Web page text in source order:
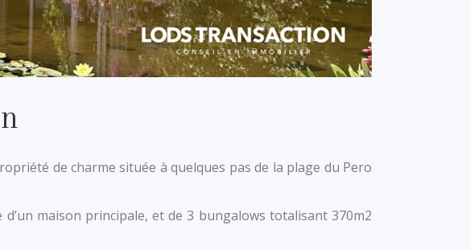
de charme située à quelques pas de la plage du Pero
maison principale, et de 3 bungalows totalisant 370m2